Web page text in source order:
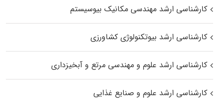
کارشناسی ارشد مهندسی مکانیک بیوسیستم
کارشناسی ارشد بیوتکنولوژی کشاورزی
کارشناسی ارشد علوم و مهندسی مرتع و آبخیزداری
کارشناسی ارشد علوم و صنایع غذایی